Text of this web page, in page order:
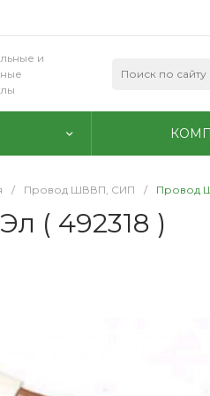
и
/ Провод ШВВП, СИП / Провод
( 492318 )